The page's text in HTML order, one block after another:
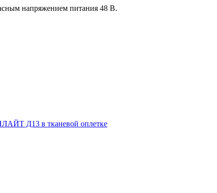
напряжением питания 48 В.
Д13 в тканевой оплетке